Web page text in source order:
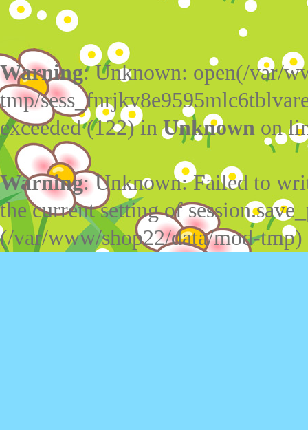
Warning: Unknown: open(/var/
tmp/
exceeded (122) inUnknown on
Warning: Unknown: Failed to
the current setting of
(/var/www/shop22/data/mod-